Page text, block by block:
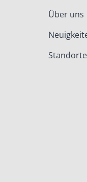
Über uns
Standorte